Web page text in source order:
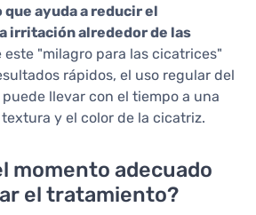
ayuda a reducir el
irritación alrededor de las
este "milagro para las cicatrices"
rápidos, el uso regular del
llevar con el tiempo a una
y el color de la cicatriz.
momento adecuado
el tratamiento?